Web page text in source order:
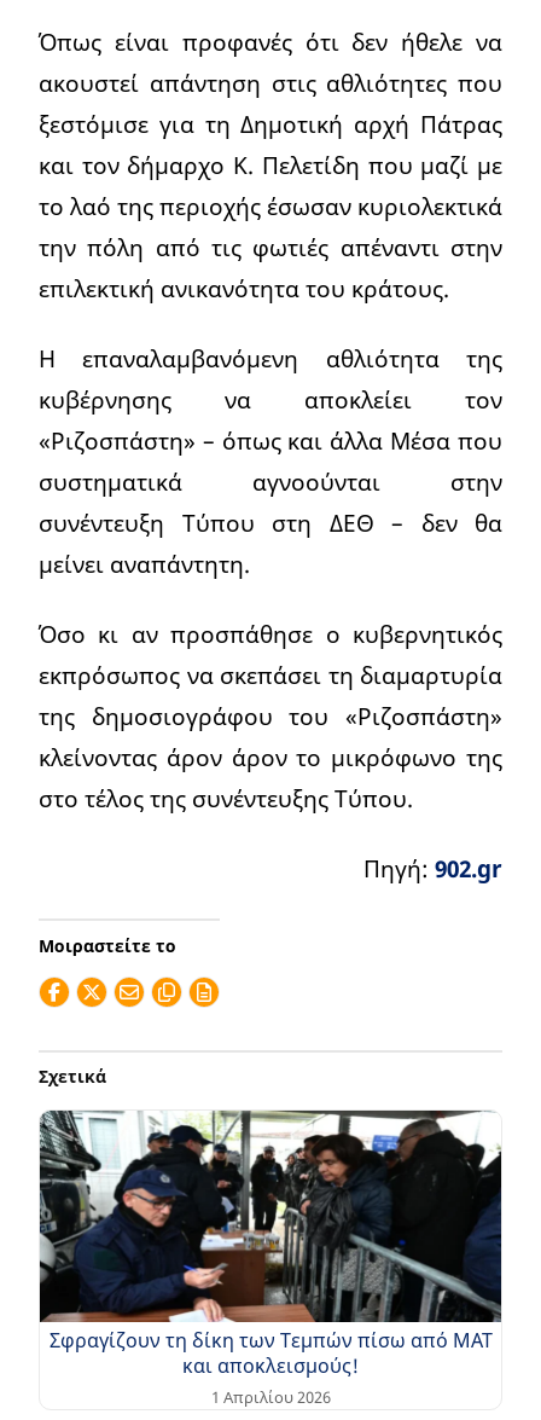
Όπως είναι προφανές ότι δεν ήθελε να
ακουστεί απάντηση στις αθλιότητες που
ξεστόμισε για τη Δημοτική αρχή Πάτρας
και τον δήμαρχο Κ. Πελετίδη που μαζί με
το λαό της περιοχής έσωσαν κυριολεκτικά
την πόλη από τις φωτιές απέναντι στην
επιλεκτική ανικανότητα του κράτους.
Η επαναλαμβανόμενη αθλιότητα της
κυβέρνησης να αποκλείει τον
«Ριζοσπάστη» – όπως και άλλα Μέσα που
συστηματικά αγνοούνται στην
συνέντευξη Τύπου στη ΔΕΘ – δεν θα
μείνει αναπάντητη.
Όσο κι αν προσπάθησε ο κυβερνητικός
εκπρόσωπος να σκεπάσει τη διαμαρτυρία
της δημοσιογράφου του «Ριζοσπάστη»
κλείνοντας άρον άρον το μικρόφωνο της
στο τέλος της συνέντευξης Τύπου.
Πηγή: 902.gr
Μοιραστείτε το
Σχετικά
Σφραγίζουν τη δίκη των Τεμπών πίσω από ΜΑΤ
και αποκλεισμούς!
1 Απριλίου 2026